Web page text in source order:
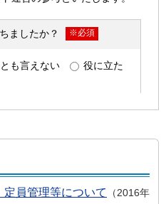
員管理等について
2016年